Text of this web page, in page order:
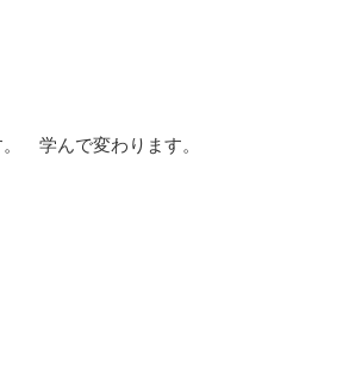
学んで変わります。